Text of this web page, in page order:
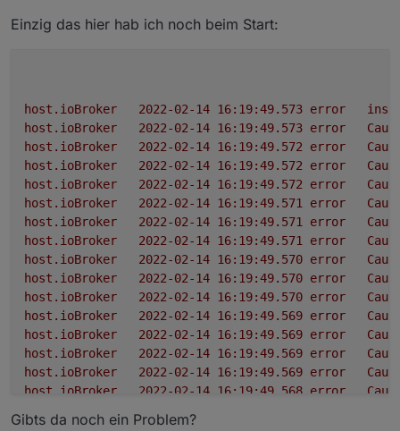
Einzig das hier hab ich noch beim Start:
host.ioBroker error
host.ioBroker
error
host.ioBroker
error
host.ioBroker
error
host.ioBroker
error
host.ioBroker
error
host.ioBroker
error
host.ioBroker
error
host.ioBroker
error
host.ioBroker
error
host.ioBroker
error
host.ioBroker
error
host.ioBroker
error
host.ioBroker
error
host.ioBroker
error
host.ioBroker
error
host.ioBroker
Gibts da noch ein Problem?